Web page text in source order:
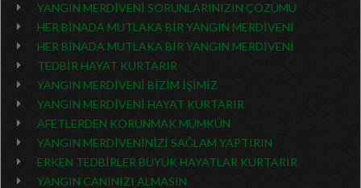
YANGIN MERDİVENİ SORUNLARINIZIN ÇÖZÜMÜ
HER BİNADA MUTLAKA BİR YANGIN MERDİVENİ
HER BİNADA MUTLAKA BİR YANGIN MERDİVENİ
TEDBİR HAYAT KURTARIR
YANGIN MERDİVENİ BİZİM İŞİMİZ
YANGIN MERDİVENİ HAYAT KURTARIR
AFETLERDEN KORUNMAK MÜMKÜN
YANGIN MERDİVENİNİZİ SAĞLAM YAPTIRIN
ERKEN TEDBİRLER BÜYÜK HAYATLAR KURTARIR
YANGIN CANINIZI ALMASIN